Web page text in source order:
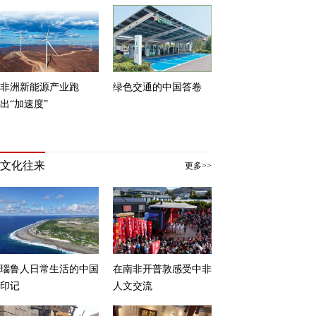
绿水青山就是金山银山
非洲新能源产业跑
出“加速度”
绿色交通的中国答卷
更多>>
文化往来
瑙鲁人日常生活的中国
印记
在南非开普敦感受中非
人文交流